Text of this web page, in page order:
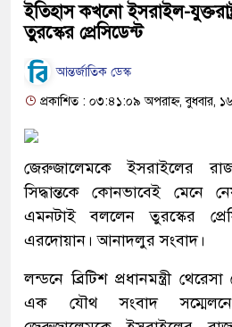
ইতিহাস কখনো ইসরাইল-
তুরস্কের প্রেসিডেন্ট
আন্তর্জাতিক ডেস্ক
প্রকাশিত : ০৩:৪১:০৯ অপরাহ্ন, বুধবার,
জেরুজালেমকে ইসরাইলের
সিদ্ধান্তকে কোনভাবেই মেনে
এমনটাই বললেন তুরস্কের
এরদোয়ান। আনাদলুর সংবাদ।
লন্ডনে ব্রিটিশ প্রধানমন্ত্রী
এক যৌথ সংবাদ